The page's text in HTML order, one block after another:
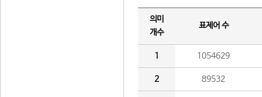
의미
개수
표제어 수
1 1054629
2 89532